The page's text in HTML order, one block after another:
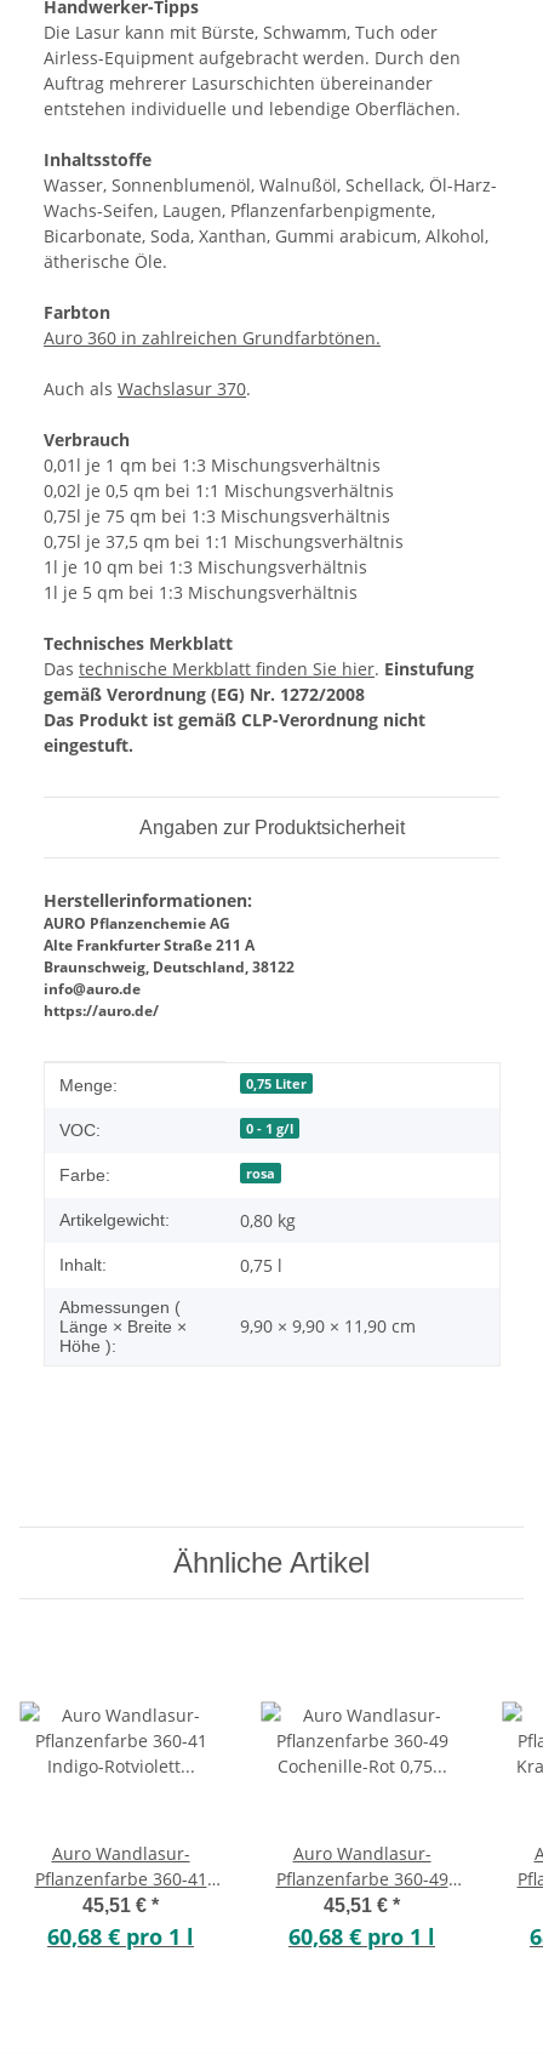
Handwerker-Tipps
Die Lasur kann mit Bürste, Schwamm, Tuch oder
Airless-Equipment aufgebracht werden. Durch den
Auftrag mehrerer Lasurschichten übereinander
entstehen individuelle und lebendige Oberflächen.
Inhaltsstoffe
Wasser, Sonnenblumenöl, Walnußöl, Schellack, Öl-Harz-
Wachs-Seifen, Laugen, Pflanzenfarbenpigmente,
Bicarbonate, Soda, Xanthan, Gummi arabicum, Alkohol,
ätherische Öle.
Farbton
Auro 360 in zahlreichen Grundfarbtönen.
Auch als Wachslasur 370.
Verbrauch
0,01l je 1 qm bei 1:3 Mischungsverhältnis
0,02l je 0,5 qm bei 1:1 Mischungsverhältnis
0,75l je 75 qm bei 1:3 Mischungsverhältnis
0,75l je 37,5 qm bei 1:1 Mischungsverhältnis
1l je 10 qm bei 1:3 Mischungsverhältnis
1l je 5 qm bei 1:3 Mischungsverhältnis
Technisches Merkblatt
Das technische Merkblatt finden Sie hier. Einstufung
gemäß Verordnung (EG) Nr. 1272/2008
Das Produkt ist gemäß CLP-Verordnung nicht
eingestuft.
Angaben zur Produktsicherheit
Herstellerinformationen:
AURO Pflanzenchemie AG
Alte Frankfurter Straße 211 A
Braunschweig, Deutschland, 38122
info@auro.de
https://auro.de/
Produkteigenschaft
Wert
Menge: 0,75 Liter
VOC: 0 - 1 g/l
Farbe: rosa
Artikelgewicht: 0,80 kg
Inhalt: 0,75 l
Abmessungen (
Länge × Breite ×
Höhe ):
9,90 × 9,90 × 11,90 cm
Ähnliche Artikel
Auro Wandlasur-
Pflanzenfarbe 360-41
Indigo-Rotviolett 0,75
Liter
45,51 € *
60,68 € pro 1 l
Auro Wandlasur-
Pflanzenfarbe 360-49
Cochenille-Rot 0,75 Liter
45,51 € *
60,68 € pro 1 l